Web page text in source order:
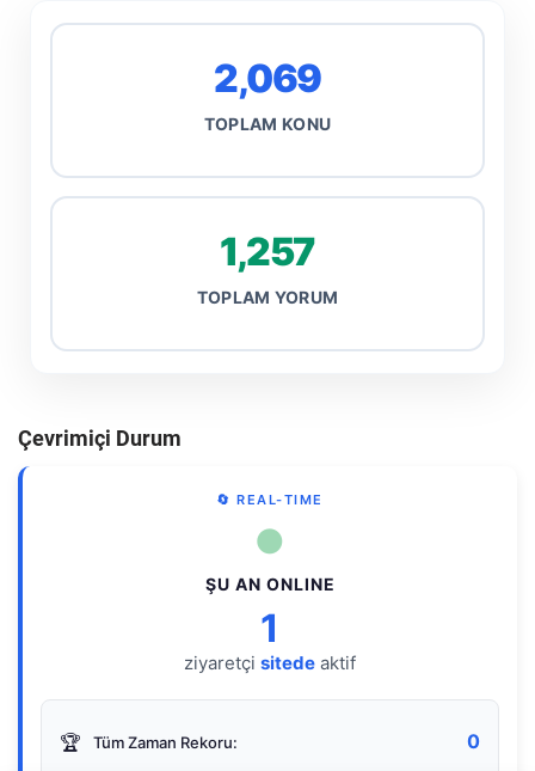
2,069
TOPLAM KONU
1,257
TOPLAM YORUM
Çevrimiçi Durum
🔄 REAL-TIME
●
ŞU AN ONLINE
1
ziyaretçi sitede aktif
🏆 Tüm Zaman Rekoru: 0